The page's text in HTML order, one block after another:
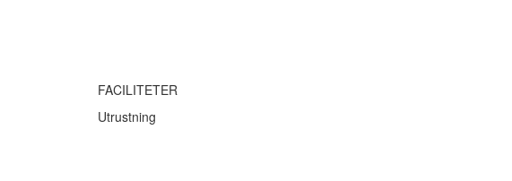
FACILITETER
Utrustning